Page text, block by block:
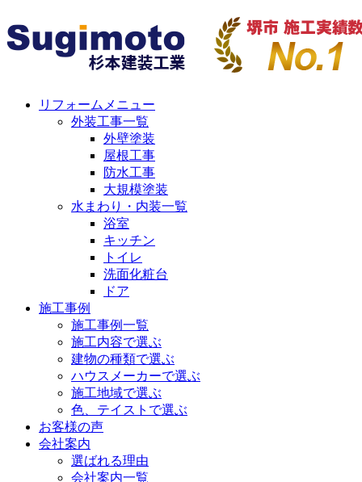
リフォームメニュー
外装工事一覧
外壁塗装
屋根工事
防水工事
大規模塗装
水まわり・内装一覧
浴室
キッチン
トイレ
洗面化粧台
ドア
施工事例
施工事例一覧
施工内容で選ぶ
建物の種類で選ぶ
ハウスメーカーで選ぶ
施工地域で選ぶ
色、テイストで選ぶ
お客様の声
会社案内
選ばれる理由
会社案内一覧